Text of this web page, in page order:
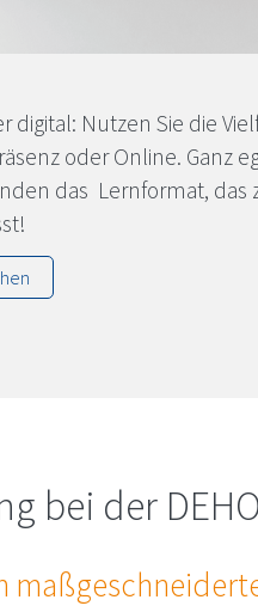
digital: Nutzen Sie die
oder Online. Ganz
das Lernformat, das
bei der